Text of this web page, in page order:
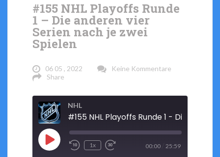
#155 NHL Playoffs Runde
1 – Die anderen vier
Serien nach je zwei
Spielen
06 05 , 2022
Keine Kommentare
Share
NHL
Play
Rewind
1x
Fast
00:00 25:59